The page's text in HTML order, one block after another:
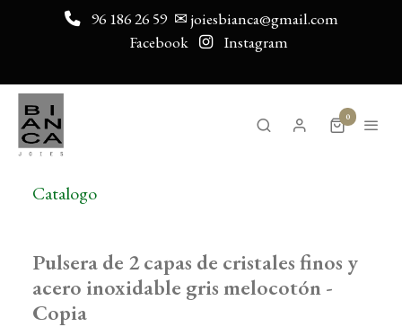
96 186 26 59 ✉ joiesbianca@gmail.com
Facebook
Instagram
0
Catalogo
Pulsera de 2 capas de cristales finos y
acero inoxidable gris melocotón -
Copia